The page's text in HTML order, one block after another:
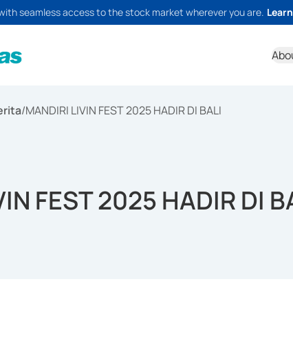
seamless access to the stock market wherever you are.
/MANDIRI LIVIN FEST 2025 HADIR DI BALI
FEST 2025 HADIR DI